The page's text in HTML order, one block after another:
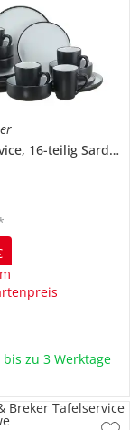
16-teilig Sardara
zu 3 Werktage
Breker Tafelservice